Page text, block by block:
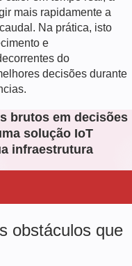
mais rapidamente a
Na prática, isto
e
do
decisões durante
brutos em decisões
solução IoT
infraestrutura
obstáculos que